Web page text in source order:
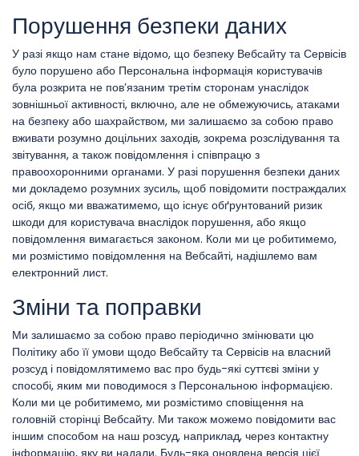
Порушення безпеки даних
У разі якщо нам стане відомо, що безпеку Вебсайту та Сервісів
було порушено або Персональна інформація користувачів
була розкрита не пов’язаним третім сторонам унаслідок
зовнішньої активності, включно, але не обмежуючись, атаками
на безпеку або шахрайством, ми залишаємо за собою право
вживати розумно доцільних заходів, зокрема розслідування та
звітування, а також повідомлення і співпрацю з
правоохоронними органами. У разі порушення безпеки даних
ми докладемо розумних зусиль, щоб повідомити постраждалих
осіб, якщо ми вважатимемо, що існує обґрунтований ризик
шкоди для користувача внаслідок порушення, або якщо
повідомлення вимагається законом. Коли ми це робитимемо,
ми розмістимо повідомлення на Вебсайті, надішлемо вам
електронний лист.
Зміни та поправки
Ми залишаємо за собою право періодично змінювати цю
Політику або її умови щодо Вебсайту та Сервісів на власний
розсуд і повідомлятимемо вас про будь-які суттєві зміни у
способі, яким ми поводимося з Персональною інформацією.
Коли ми це робитимемо, ми розмістимо сповіщення на
головній сторінці Вебсайту. Ми також можемо повідомити вас
іншим способом на наш розсуд, наприклад, через контактну
інформацію, яку ви надали. Будь-яка оновлена версія цієї